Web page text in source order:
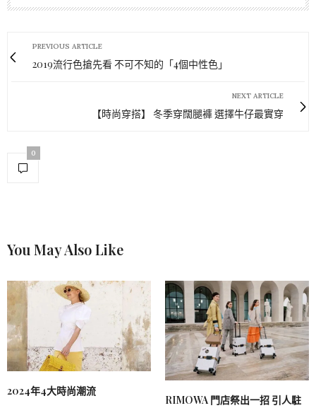
PREVIOUS ARTICLE
2019流行色搶先看 不可不知的「4個中性色」
NEXT ARTICLE
【時尚穿搭】 冬季穿闊腿褲 選擇牛仔最實穿
0
You May Also Like
2024年4大時尚潮流
RIMOWA 門店祭出一招 引人駐